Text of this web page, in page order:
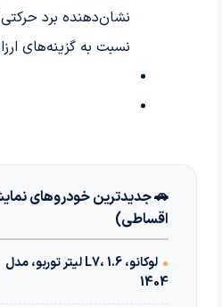
نشان‌دهنده برد
نسبت به گزینه‌های
🚗 جدیدترین خودروهای
اقساطی)
•
لوکانو، L7، 1.6 لیتر توربو، مدل
1404